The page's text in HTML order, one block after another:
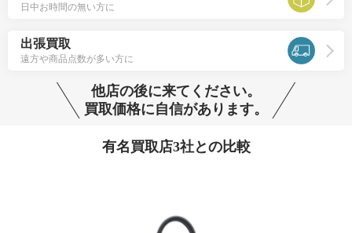
日中お時間の無い方に
出張買取
遠方や商品点数が多い方に
他店の後に来てください。
買取価格に自信があります。
有名買取店3社との比較